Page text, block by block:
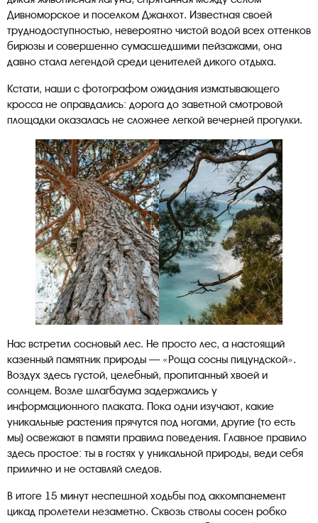
Дивноморское и поселком Джанхот. Известная своей
труднодоступностью, невероятно чистой водой всех оттенков
бирюзы и совершенно сумасшедшими пейзажами, она
давно стала легендой среди ценителей дикого отдыха.
Кстати, наши с фотографом ожидания изматывающего
кросса не оправдались: дорога до заветной смотровой
площадки оказалась не сложнее легкой вечерней прогулки.
Нас встретил сосновый лес. Не просто лес, а настоящий
казенный памятник природы — «Роща сосны пицундской».
Воздух здесь густой, целебный, пропитанный хвоей и
солнцем. Возле шлагбаума задержались у
информационного плаката. Пока одни изучают, какие
уникальные растения прячутся под ногами, другие (то есть
мы) освежают в памяти правила поведения. Главное правило
здесь простое: ты в гостях у уникальной природы, веди себя
прилично и не оставляй следов.
В итоге 15 минут неспешной ходьбы под аккомпанемент
цикад пролетели незаметно. Сквозь стволы сосен робко